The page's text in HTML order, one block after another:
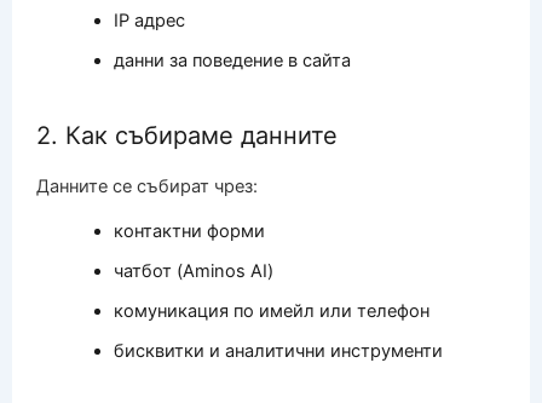
IP адрес
данни за поведение в сайта
2. Как събираме данните
Данните се събират чрез:
контактни форми
чатбот (Aminos AI)
комуникация по имейл или телефон
бисквитки и аналитични инструменти